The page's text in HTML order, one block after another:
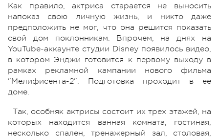
Как правило, актриса старается не выносить
напоказ свою личную жизнь, и никто даже
предположить не мог, что она решится показать
свой дом поклонникам. Впрочем, на днях на
YouTube-аккаунте студии Disney появилось видео,
в котором Энджи готовится к первому выходу в
рамках рекламной кампании нового фильма
"Мелифисента-2". Подготовка проходит в ее
доме.
Так, особняк актрисы состоит их трех этажей, на
которых находится ванная комната, гостиная,
несколько спален, тренажерный зал, столовая,